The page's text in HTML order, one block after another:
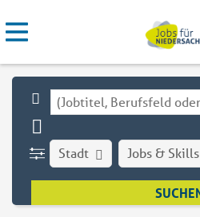
Stadt Jobs & Skills